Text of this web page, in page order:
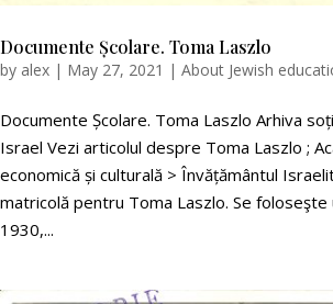
Documente Școlare. Toma Laszlo
by alex | May 27, 2021 | About Jewish
Documente Școlare. Toma Laszlo Arhiva
Israel Vezi articolul despre Toma Laszlo ;
economică și culturală > Învățământul
matricolă pentru Toma Laszlo. Se foloseşte
1930,...